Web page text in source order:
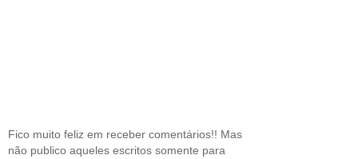
Fico muito feliz em receber comentários!! Mas
não publico aqueles escritos somente para